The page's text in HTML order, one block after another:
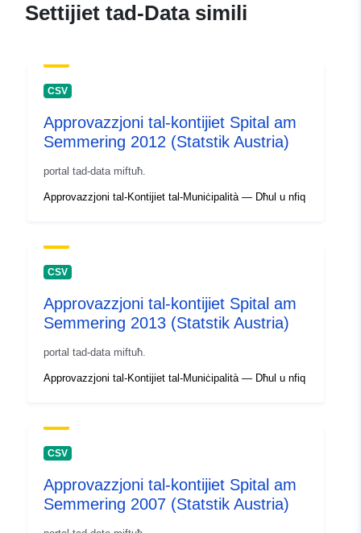
Settijiet tad-Data simili
CSV
Approvazzjoni tal-kontijiet Spital am
Semmering 2012 (Statstik Austria)
portal tad-data miftuħ.
Approvazzjoni tal-Kontijiet tal-Muniċipalità — Dħul u nfiq
CSV
Approvazzjoni tal-kontijiet Spital am
Semmering 2013 (Statstik Austria)
portal tad-data miftuħ.
Approvazzjoni tal-Kontijiet tal-Muniċipalità — Dħul u nfiq
CSV
Approvazzjoni tal-kontijiet Spital am
Semmering 2007 (Statstik Austria)